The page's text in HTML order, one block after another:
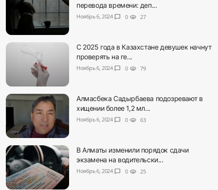
перевода времени: деп...
Ноябрь 6, 2024 chat_bubble 0 visibility 27
С 2025 года в Казахстане девушек начнут
проверять на ге...
Ноябрь 6, 2024 chat_bubble 0 visibility 79
Алмасбека Садырбаева подозревают в
хищении более 1,2 мл...
Ноябрь 6, 2024 chat_bubble 0 visibility 63
В Алматы изменили порядок сдачи
экзамена на водительски...
Ноябрь 6, 2024 chat_bubble 0 visibility 25